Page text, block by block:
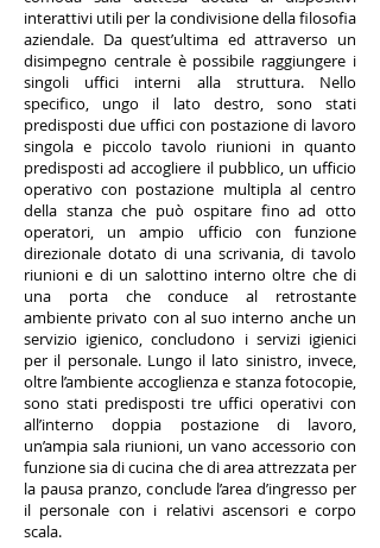
interattivi utili per la condivisione della filosofia
aziendale. Da quest’ultima ed attraverso un
disimpegno centrale è possibile raggiungere i
singoli uffici interni alla struttura. Nello
specifico, ungo il lato destro, sono stati
predisposti due uffici con postazione di lavoro
singola e piccolo tavolo riunioni in quanto
predisposti ad accogliere il pubblico, un ufficio
operativo con postazione multipla al centro
della stanza che può ospitare fino ad otto
operatori, un ampio ufficio con funzione
direzionale dotato di una scrivania, di tavolo
riunioni e di un salottino interno oltre che di
una porta che conduce al retrostante
ambiente privato con al suo interno anche un
servizio igienico, concludono i servizi igienici
per il personale. Lungo il lato sinistro, invece,
oltre l’ambiente accoglienza e stanza fotocopie,
sono stati predisposti tre uffici operativi con
all’interno doppia postazione di lavoro,
un’ampia sala riunioni, un vano accessorio con
funzione sia di cucina che di area attrezzata per
la pausa pranzo, conclude l’area d’ingresso per
il personale con i relativi ascensori e corpo
scala.